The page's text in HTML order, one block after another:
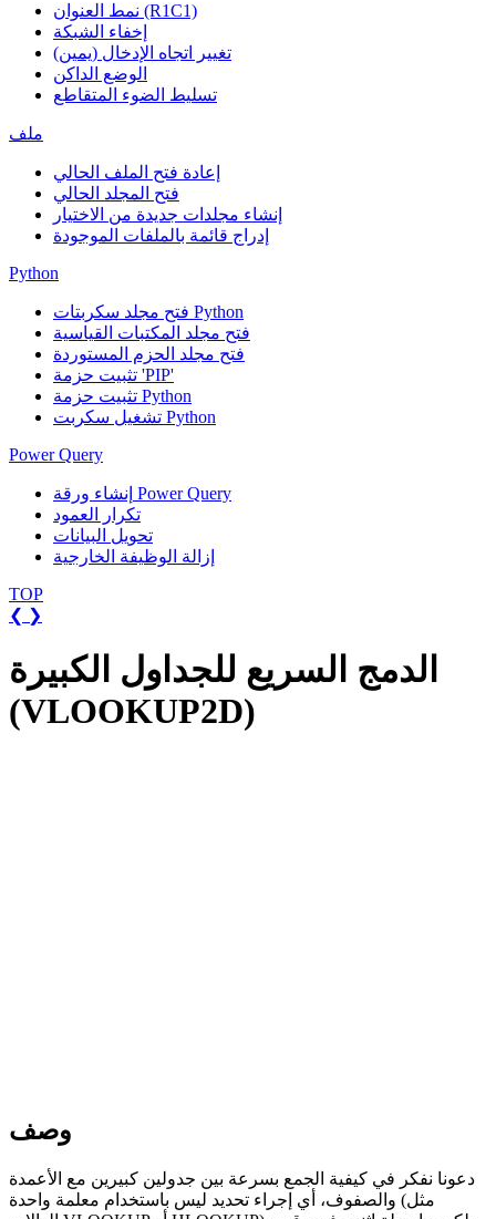
نمط العنوان (R1C1)
إخفاء الشبكة
تغيير اتجاه الإدخال (يمين)
الوضع الداكن
تسليط الضوء المتقاطع
ملف
إعادة فتح الملف الحالي
فتح المجلد الحالي
إنشاء مجلدات جديدة من الاختيار
إدراج قائمة بالملفات الموجودة
Python
فتح مجلد سكربتات Python
فتح مجلد المكتبات القياسية
فتح مجلد الحزم المستوردة
تثبيت حزمة 'PIP'
تثبيت حزمة Python
تشغيل سكربت Python
Power Query
إنشاء ورقة Power Query
تكرار العمود
تحويل البيانات
إزالة الوظيفة الخارجية
TOP
❮ ❯
الدمج السريع للجداول الكبيرة
(VLOOKUP2D)
وصف
دعونا نفكر في كيفية الجمع بسرعة بين جدولين كبيرين مع الأعمدة
والصفوف، أي إجراء تحديد ليس باستخدام معلمة واحدة (مثل